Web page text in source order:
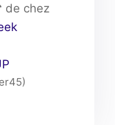
de chez